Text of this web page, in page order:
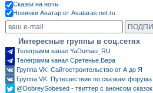
Сказки на ночь
Новинки Аватар от Avataras.net.ru
Интересные группы в соц.сетях
Телеграмм канал YaDumau_RU
Телеграмм канал Сретенье.Вера
Группа VK: Сайтостроительство от А до Я
Группа VK: Путешествие по сказкам форума
@DobreySobesed - твиттер с анонсом сказок